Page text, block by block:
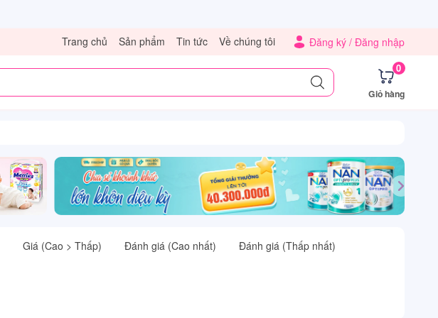
Trang chủ Sản phẩm Tin tức Về chúng tôi Đăng ký / Đăng nhập
0
Giỏ hàng
Giá (Cao > Thấp) Đánh giá (Cao nhất)
Đánh giá (Thấp nhất)